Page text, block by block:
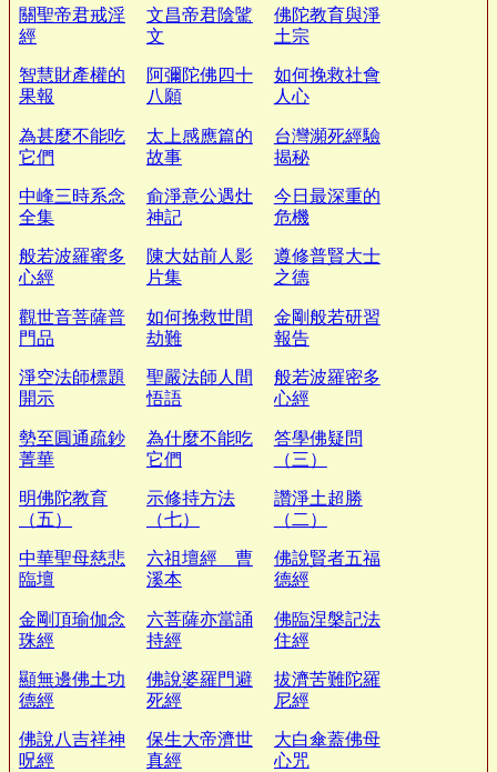
關聖帝君戒淫
經
文昌帝君陰騭
文
佛陀教育與淨
土宗
智慧財產權的
果報
阿彌陀佛四十
八願
如何挽救社會
人心
為甚麼不能吃
它們
太上感應篇的
故事
台灣瀕死經驗
揭秘
中峰三時系念
全集
俞淨意公遇灶
神記
今日最深重的
危機
般若波羅蜜多
心經
陳大姑前人影
片集
遵修普賢大士
之德
觀世音菩薩普
門品
如何挽救世間
劫難
金剛般若研習
報告
淨空法師標題
開示
聖嚴法師人間
悟語
般若波羅密多
心經
勢至圓通疏鈔
菁華
為什麼不能吃
它們
答學佛疑問
（三）
明佛陀教育
（五）
示修持方法
（七）
讚淨土超勝
（二）
中華聖母慈悲
臨壇
六祖壇經 曹
溪本
佛說賢者五福
德經
金剛頂瑜伽念
珠經
六菩薩亦當誦
持經
佛臨涅槃記法
住經
顯無邊佛土功
德經
佛說婆羅門避
死經
拔濟苦難陀羅
尼經
佛說八吉祥神
呪經
保生大帝濟世
真經
大白傘蓋佛母
心咒